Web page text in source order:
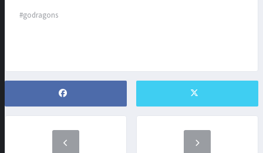
#godragons